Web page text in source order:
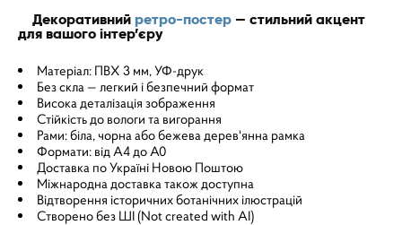
Декоративний ретро-постер — стильний акцент
для вашого інтер’єру
Матеріал: ПВХ 3 мм, УФ-друк
Без скла — легкий і безпечний формат
Висока деталізація зображення
Стійкість до вологи та вигорання
Рами: біла, чорна або бежева дерев'янна рамка
Формати: від A4 до A0
Доставка по Україні Новою Поштою
Міжнародна доставка також доступна
Відтворення історичних ботанічних ілюстрацій
Створено без ШІ (Not created with AI)